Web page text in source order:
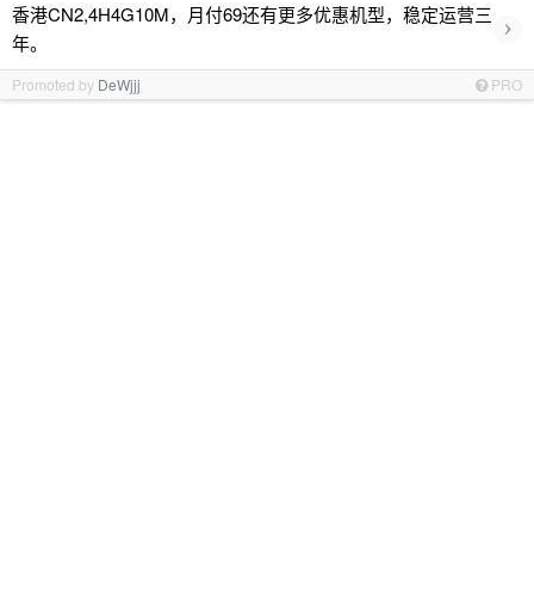
香港CN2,4H4G10M，月付69还有更多优惠机型，稳定运营三
年。
›
Promoted by DeWjjj PRO